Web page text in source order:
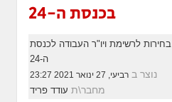
בכנסת ה-24
בחירות לרשימת ויו"ר העבודה לכנסת
ה-24
נוצר ב רביעי, 27 ינואר 2021 23:27
מחבר\ת עודד פריד